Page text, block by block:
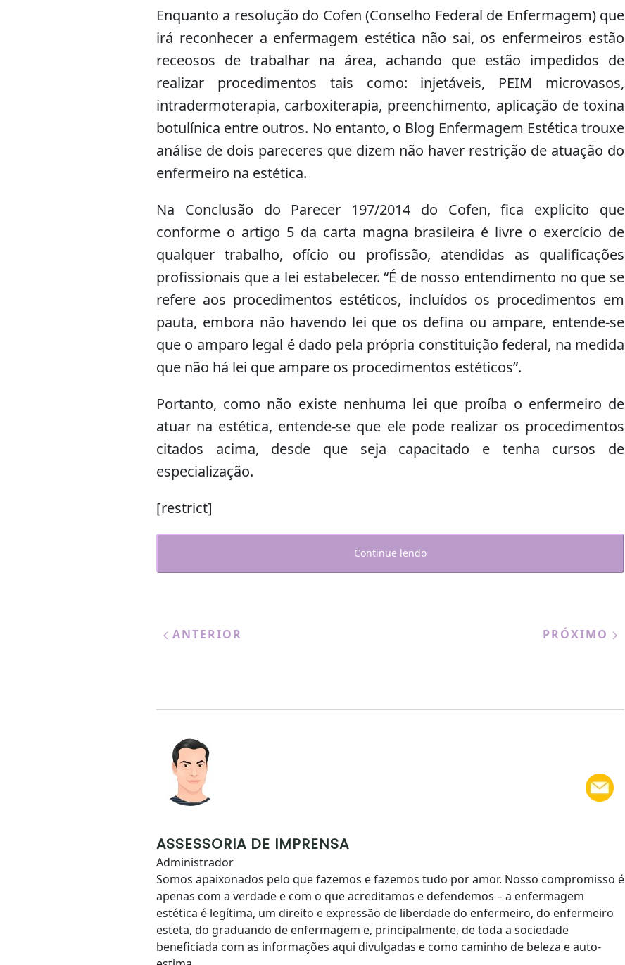
para
baixo
para
diminuir
o
Enquanto a resolução do Cofen (Conselho Federal de Enfermagem) que
irá reconhecer a enfermagem estética não sai, os enfermeiros estão
receosos de trabalhar na área, achando que estão impedidos de
realizar procedimentos tais como: injetáveis, PEIM microvasos,
intradermoterapia, carboxiterapia, preenchimento, aplicação de toxina
botulínica entre outros. No entanto, o Blog Enfermagem Estética trouxe
análise de dois pareceres que dizem não haver restrição de atuação do
enfermeiro na estética.
Na Conclusão do Parecer 197/2014 do Cofen, fica explicito que
conforme o artigo 5 da carta magna brasileira é livre o exercício de
qualquer trabalho, ofício ou profissão, atendidas as qualificações
profissionais que a lei estabelecer. “É de nosso entendimento no que se
refere aos procedimentos estéticos, incluídos os procedimentos em
pauta, embora não havendo lei que os defina ou ampare, entende-se
que o amparo legal é dado pela própria constituição federal, na medida
que não há lei que ampare os procedimentos estéticos”.
Portanto, como não existe nenhuma lei que proíba o enfermeiro de
atuar na estética, entende-se que ele pode realizar os procedimentos
citados acima, desde que seja capacitado e tenha cursos de
especialização.
[restrict]
Continue lendo
ANTERIOR PRÓXIMO
ASSESSORIA DE IMPRENSA
Administrador
Somos apaixonados pelo que fazemos e fazemos tudo por amor. Nosso compromisso é
apenas com a verdade e com o que acreditamos e defendemos – a enfermagem
estética é legítima, um direito e expressão de liberdade do enfermeiro, do enfermeiro
esteta, do graduando de enfermagem e, principalmente, de toda a sociedade
beneficiada com as informações aqui divulgadas e como caminho de beleza e auto-